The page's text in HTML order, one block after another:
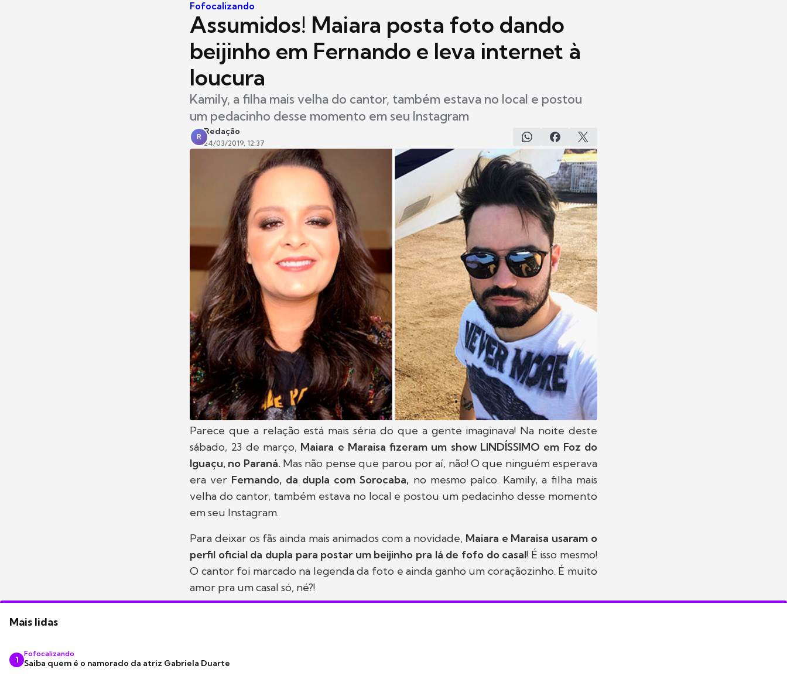
Fofocalizando
Assumidos! Maiara posta foto dando
beijinho em Fernando e leva internet à
loucura
Kamily, a filha mais velha do cantor, também estava no local e postou
um pedacinho desse momento em seu Instagram
R
Redação
24/03/2019, 12:37
Parece que a relação está mais séria do que a gente imaginava! Na noite deste
sábado, 23 de março, Maiara e Maraisa fizeram um show LINDÍSSIMO em Foz do
Iguaçu, no Paraná. Mas não pense que parou por aí, não! O que ninguém esperava
era ver Fernando, da dupla com Sorocaba, no mesmo palco. Kamily, a filha mais
velha do cantor, também estava no local e postou um pedacinho desse momento
em seu Instagram.
Para deixar os fãs ainda mais animados com a novidade, Maiara e Maraisa usaram o
perfil oficial da dupla para postar um beijinho pra lá de fofo do casal! É isso mesmo!
O cantor foi marcado na legenda da foto e ainda ganho um coraçãozinho. É muito
amor pra um casal só, né?!
Mais lidas
1
Fofocalizando
Saiba quem é o namorado da atriz Gabriela Duarte